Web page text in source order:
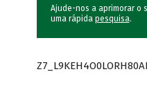
Ajude-nos a aprimorar o
uma rápida pesquisa.